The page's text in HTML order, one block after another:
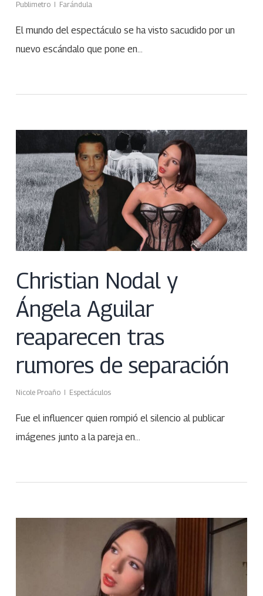
Publimetro Farándula
El mundo del espectáculo se ha visto sacudido por un
nuevo escándalo que pone en…
Christian Nodal y
Ángela Aguilar
reaparecen tras
rumores de separación
Nicole Proaño Espectáculos
Fue el influencer quien rompió el silencio al publicar
imágenes junto a la pareja en…